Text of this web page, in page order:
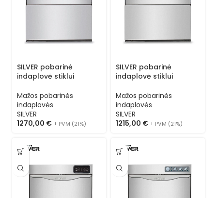
SILVER pobarinė
indaplovė stiklui
(kasetė 40×40) 3
programos
Mažos pobarinės
indaplovės
SILVER
1270,00 € + PVM (21%)
SILVER pobarinė
indaplovė stiklui
40×40) 1 programa
Mažos pobarinės
indaplovės
SILVER
1215,00 € + PVM (21%)